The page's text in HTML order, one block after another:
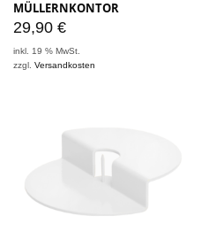
MÜLLERNKONTOR
29,90 €
inkl. 19 % MwSt.
zzgl.Versandkosten